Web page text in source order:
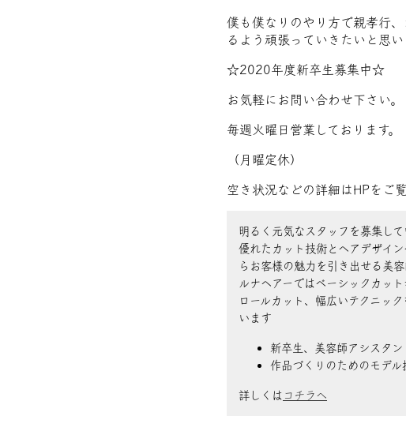
僕も僕なりのやり方で親孝行
るよう頑張っていきたいと思い
☆2020年度新卒生募集中☆
お気軽にお問い合わせ下さい。
毎週火曜日営業しております。
（月曜定休）
空き状況などの詳細はHPをご覧
明るく元気なスタッフを募集して
優れたカット技術とヘアデザイ
らお客様の魅力を引き出せる美容
ルナヘアーではベーシックカッ
ロールカット、幅広いテクニッ
います
新卒生、美容師アシスタ
作品づくりのためのモデル
詳しくは コチラへ